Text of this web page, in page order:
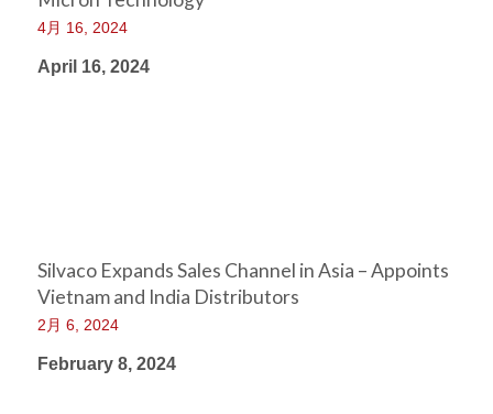
4月 16, 2024
April 16, 2024
Silvaco Expands Sales Channel in Asia – Appoints
Vietnam and India Distributors
2月 6, 2024
February 8, 2024